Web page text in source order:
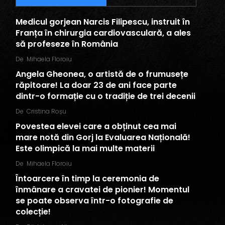
Medicul gorjean Narcis Filipescu, instruit în
Franța în chirurgia cardiovasculară, a ales
să profeseze în România
De Mihaela Floroiu
Angela Gheonea, o artistă de o frumusețe
răpitoare! La doar 23 de ani face parte
dintr-o formație cu o tradiție de trei decenii
De Cristina Roșu
Povestea elevei care a obținut cea mai
mare notă din Gorj la Evaluarea Națională!
Este olimpică la mai multe materii
De Mihaela Floroiu
Întoarcere în timp la ceremonia de
înmânare a cravatei de pionier! Momentul
se poate observa într-o fotografie de
colecție!